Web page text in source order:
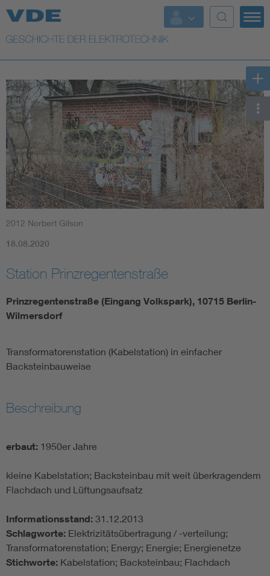
Top Themen
Weitere Themen
2012 Norbert Gilson
18.08.2020
Station Prinzregentenstraße
Prinzregentenstraße (Eingang Volkspark), 10715 Berlin-
Wilmersdorf
Transformatorenstation (Kabelstation) in einfacher
Backsteinbauweise
Beschreibung
erbaut: 1950er Jahre
kleine Kabelstation; Backsteinbau mit weit überkragendem
Flachdach und Lüftungsaufsatz
Informationsstand: 31.12.2013
Schlagworte: Elektrizitätsübertragung / -verteilung;
Transformatorenstation; Energy; Energie; Energienetze
Stichworte: Kabelstation; Backsteinbau; Flachdach